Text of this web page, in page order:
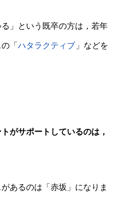
る」という既卒の方は，若年
「 ハタラクティブ 」などを
がサポートしているのは，
あるのは「赤坂」になりま